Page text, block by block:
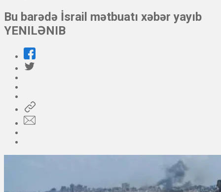
Bu barədə İsrail mətbuatı xəbər yayıb
YENILƏNIB